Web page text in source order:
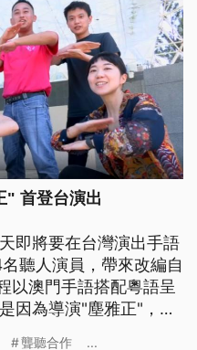
" 首登台演出
即將要在台灣演出手語
聽人演員，帶來改編自
以澳門手語搭配粵語呈
因為導演"塵雅正"，大
聾聽合作 ...